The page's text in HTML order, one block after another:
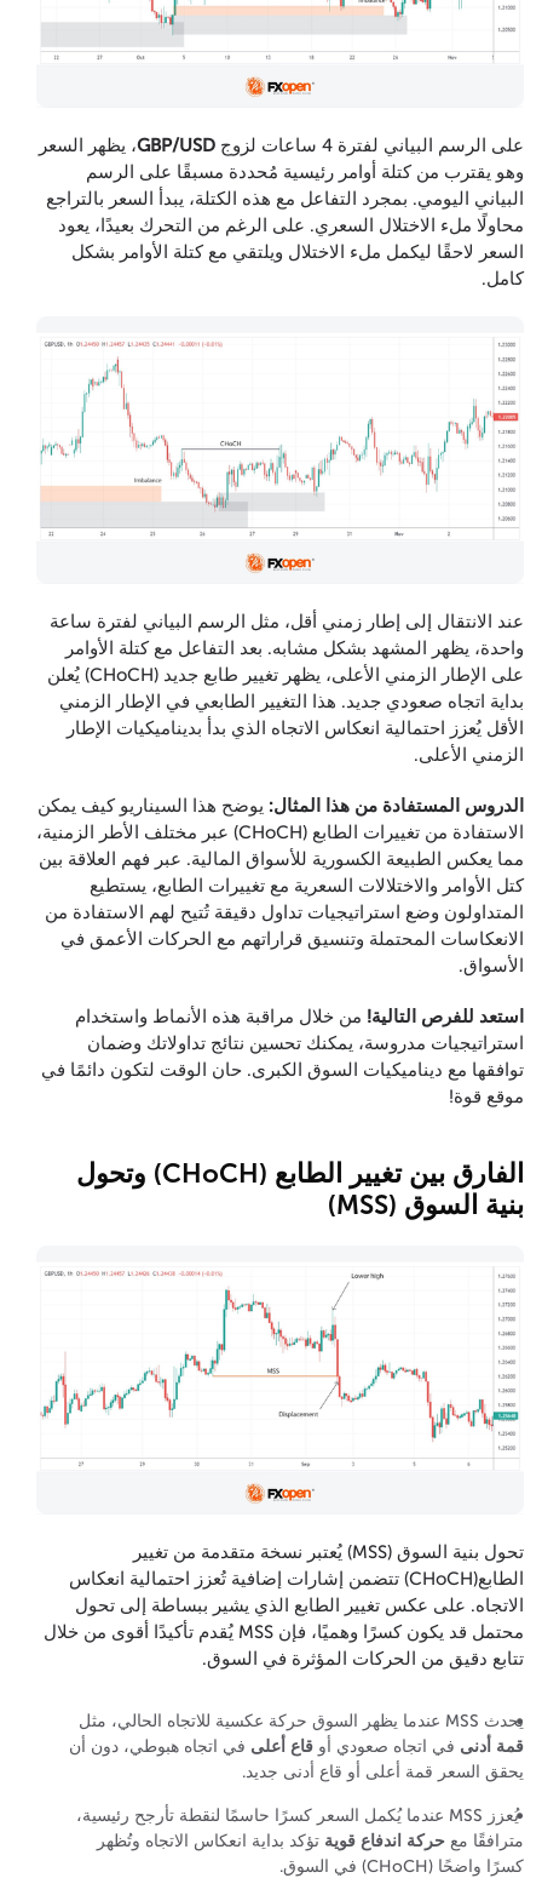
على الرسم البياني لفترة 4 ساعات لزوج GBP/USD، يظهر السعر
وهو يقترب من كتلة أوامر رئيسية مُحددة مسبقًا على الرسم
البياني اليومي. بمجرد التفاعل مع هذه الكتلة، يبدأ السعر بالتراجع
محاولًا ملء الاختلال السعري. على الرغم من التحرك بعيدًا، يعود
السعر لاحقًا ليكمل ملء الاختلال ويلتقي مع كتلة الأوامر بشكل
كامل.
عند الانتقال إلى إطار زمني أقل، مثل الرسم البياني لفترة ساعة
واحدة، يظهر المشهد بشكل مشابه. بعد التفاعل مع كتلة الأوامر
على الإطار الزمني الأعلى، يظهر تغيير طابع جديد (CHoCH) يُعلن
بداية اتجاه صعودي جديد. هذا التغيير الطابعي في الإطار الزمني
الأقل يُعزز احتمالية انعكاس الاتجاه الذي بدأ بديناميكيات الإطار
الزمني الأعلى.
الدروس المستفادة من هذا المثال: يوضح هذا السيناريو كيف يمكن
الاستفادة من تغييرات الطابع (CHoCH) عبر مختلف الأطر الزمنية،
مما يعكس الطبيعة الكسورية للأسواق المالية. عبر فهم العلاقة بين
كتل الأوامر والاختلالات السعرية مع تغييرات الطابع، يستطيع
المتداولون وضع استراتيجيات تداول دقيقة تُتيح لهم الاستفادة من
الانعكاسات المحتملة وتنسيق قراراتهم مع الحركات الأعمق في
الأسواق.
استعد للفرص التالية! من خلال مراقبة هذه الأنماط واستخدام
استراتيجيات مدروسة، يمكنك تحسين نتائج تداولاتك وضمان
توافقها مع ديناميكيات السوق الكبرى. حان الوقت لتكون دائمًا في
موقع قوة!
الفارق بين تغيير الطابع (CHoCH) وتحول
بنية السوق (MSS)
تحول بنية السوق (MSS) يُعتبر نسخة متقدمة من تغيير
الطابع(CHoCH) تتضمن إشارات إضافية تُعزز احتمالية انعكاس
الاتجاه. على عكس تغيير الطابع الذي يشير ببساطة إلى تحول
محتمل قد يكون كسرًا وهميًا، فإن MSS يُقدم تأكيدًا أقوى من خلال
تتابع دقيق من الحركات المؤثرة في السوق.
يحدث MSS عندما يظهر السوق حركة عكسية للاتجاه الحالي، مثل
قمة أدنى في اتجاه صعودي أو قاع أعلى في اتجاه هبوطي، دون أن
يحقق السعر قمة أعلى أو قاع أدنى جديد.
يُعزز MSS عندما يُكمل السعر كسرًا حاسمًا لنقطة تأرجح رئيسية،
مترافقًا مع حركة اندفاع قوية تؤكد بداية انعكاس الاتجاه وتُظهر
كسرًا واضحًا (CHoCH) في السوق.